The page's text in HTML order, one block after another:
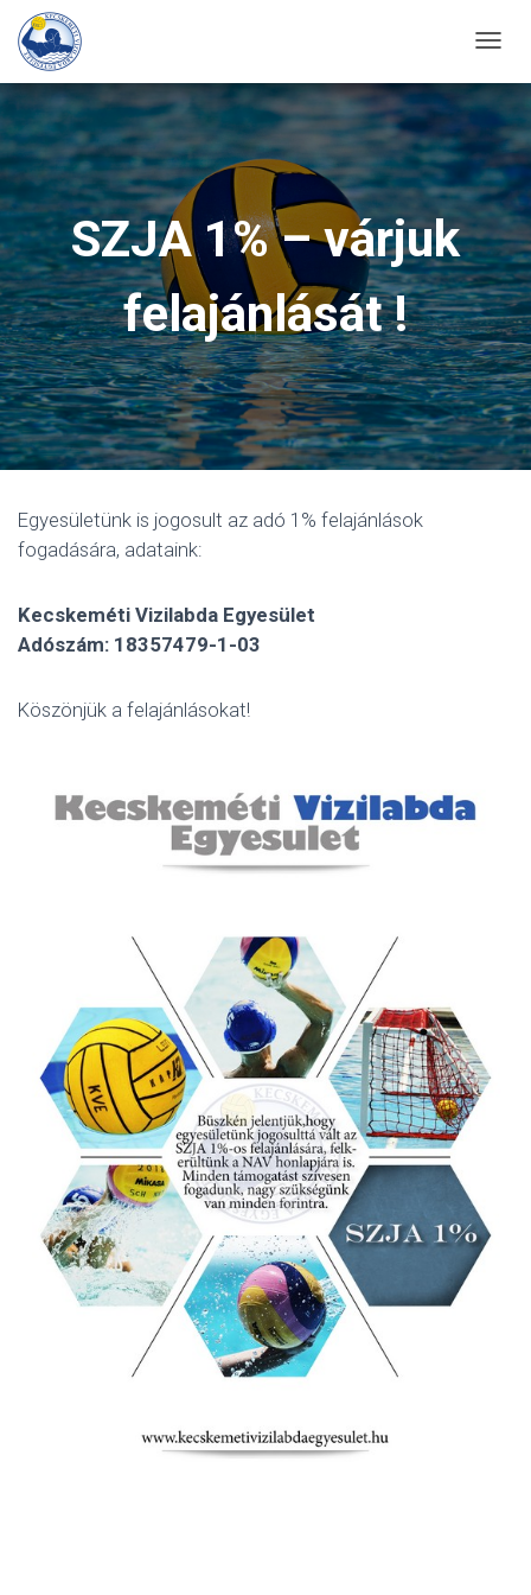
L
E
N
A
V
I
G
A
T
I
SZJA 1% – várjuk
felajánlását !
Egyesületünk is jogosult az adó 1% felajánlások
fogadására, adataink:
Kecskeméti Vizilabda Egyesület
Adószám: 18357479-1-03
Köszönjük a felajánlásokat!